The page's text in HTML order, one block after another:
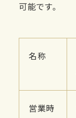
可能です。
名称
営業時